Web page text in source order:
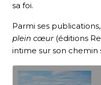
sa foi.
Parmi ses
plein cœur(éditions
intime sur son chemin